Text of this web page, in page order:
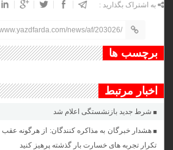
به اشتراک بگذارید :
www.yazdfarda.com/news/af/203026/
برچسب ها
اخبار مرتبط
شرط جدید بازنشستگی اعلام شد
هشدار خبرگان به مذاکره کنندگان: از هرگونه عقب
تکرار تجربه های خسارت بار گذشته پرهیز کنید